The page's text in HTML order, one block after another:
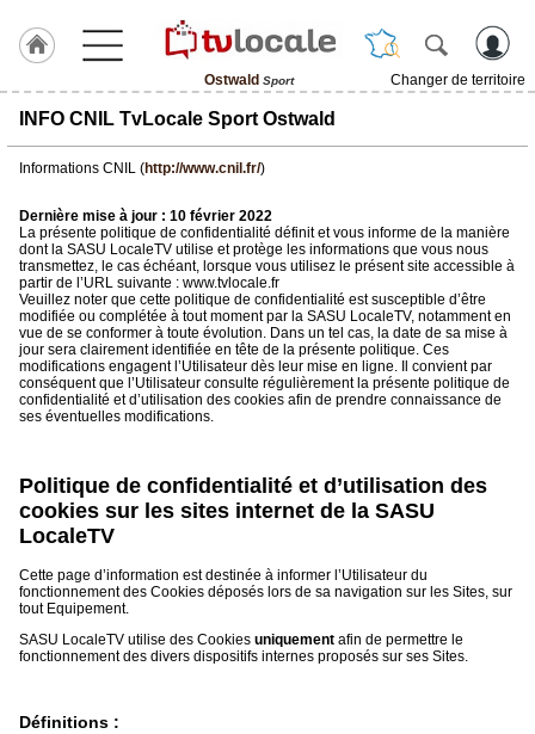
Ostwald Sport
Changer de territoire
J'adhère
Hulcoq
Ostwald
TvLocale
France
Accueil
RUBRIQUES
Gazette
Vidéos
Médias
du
groupe
Blogs
Inscription
INFO CNIL TvLocale Sport Ostwald
Informations CNIL (http://www.cnil.fr/)
Dernière mise à jour : 10 février 2022
La présente politique de confidentialité définit et vous informe de la manière
dont la SASU LocaleTV utilise et protège les informations que vous nous
transmettez, le cas échéant, lorsque vous utilisez le présent site accessible à
partir de l’URL suivante : www.tvlocale.fr
Veuillez noter que cette politique de confidentialité est susceptible d’être
modifiée ou complétée à tout moment par la SASU LocaleTV, notamment en
vue de se conformer à toute évolution. Dans un tel cas, la date de sa mise à
jour sera clairement identifiée en tête de la présente politique. Ces
modifications engagent l’Utilisateur dès leur mise en ligne. Il convient par
conséquent que l’Utilisateur consulte régulièrement la présente politique de
confidentialité et d’utilisation des cookies afin de prendre connaissance de
ses éventuelles modifications.
Politique de confidentialité et d’utilisation des
cookies sur les sites internet de la SASU
LocaleTV
Cette page d’information est destinée à informer l’Utilisateur du
fonctionnement des Cookies déposés lors de sa navigation sur les Sites, sur
tout Equipement.
SASU LocaleTV utilise des Cookies uniquement afin de permettre le
fonctionnement des divers dispositifs internes proposés sur ses Sites.
Définitions :